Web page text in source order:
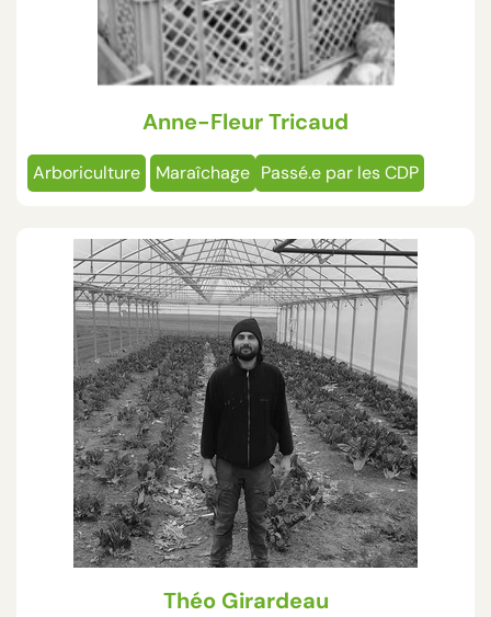
Anne-Fleur Tricaud
Arboriculture Maraîchage Passé.e par les CDP
Théo Girardeau